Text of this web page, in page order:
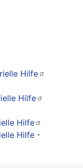
Hilfe
Hilfe
Hilfe
Hilfe -